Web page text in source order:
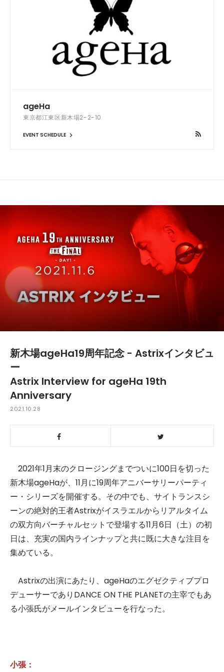
ageHa
東京都江東区新木場2-2-10
EVENT SCHEDULE
新木場ageHa19周年記念 - Astrixインタビュ
ー
Astrix Interview for ageHa 19th
Anniversary
2021.10.28
2021年1月末のクロージングまでついに100日を切った
新木場ageHaが、11月に19周年アニバーサリーパーティ
ー・シリーズを開催する。その中でも、サイトランスシ
ーンの絶対的王者Astrixがイスラエルからリアルタイム
の双方向バーチャルセットで登場する11月6日（土）の初
日は、充実の国内ラインナップと共に既に大きな注目を
集めている。
Astrixの出演にあたり、ageHaのエグゼクティブプロ
デューサーでありDANCE ON THE PLANETの主宰でもあ
る小張氏がメールインタビューを行なった。
小張：